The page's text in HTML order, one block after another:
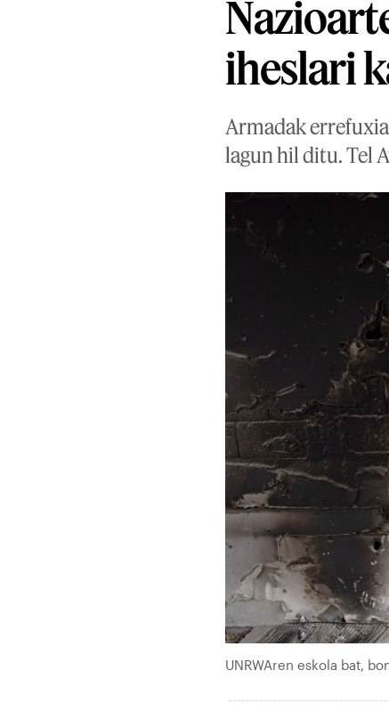
iheslari
Armadak
lagun hil ditu. Tel
UNRWAren eskola bat,